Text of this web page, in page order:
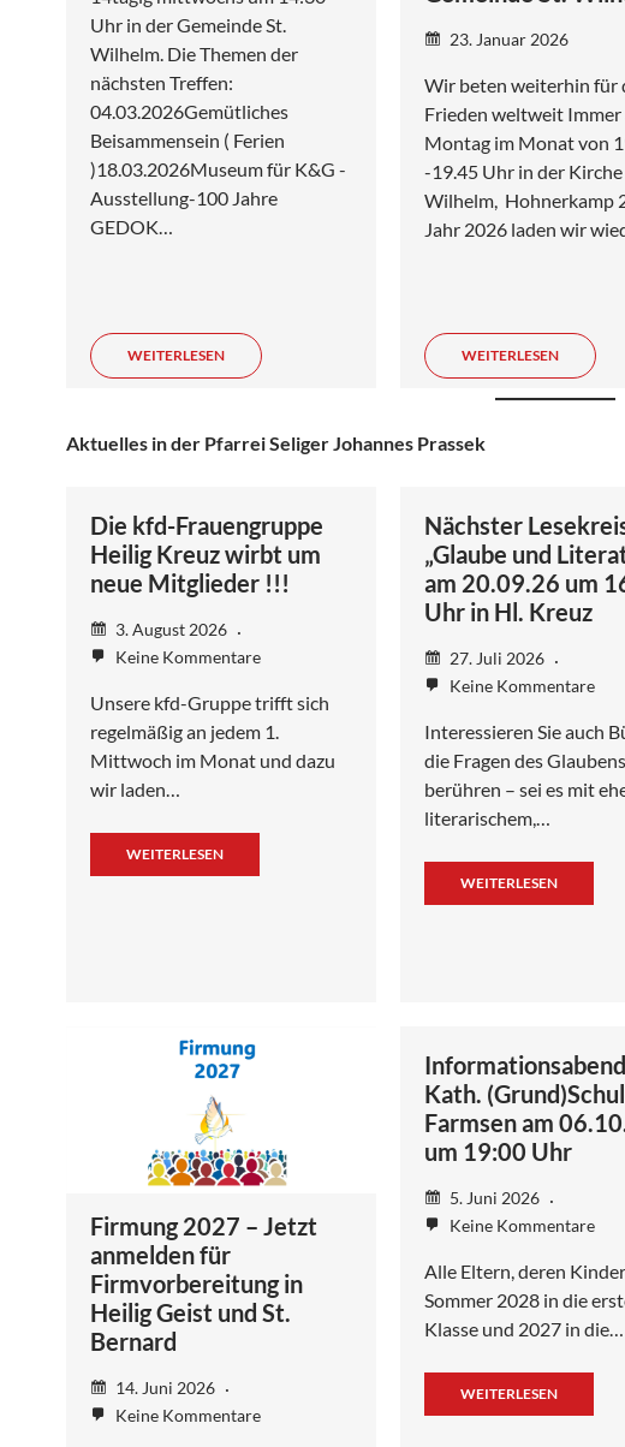
Uhr in der Gemeinde St.
Wilhelm. Die Themen der
nächsten Treffen:
04.03.2026Gemütliches
Beisammensein ( Ferien
)18.03.2026Museum für K&G -
Ausstellung-100 Jahre
GEDOK…
WEITERLESEN
23. Januar 2026
Wir beten weiterhin für
Frieden weltweit Immer
Montag im Monat von
-19.45 Uhr in der Kirche
Wilhelm, Hohnerkamp
Jahr 2026 laden wir
WEITERLESEN
Aktuelles in der Pfarrei Seliger Johannes Prassek
Die kfd-Frauengruppe
Heilig Kreuz wirbt um
neue Mitglieder !!!
3. August 2026
Keine Kommentare
Unsere kfd-Gruppe trifft sich
regelmäßig an jedem 1.
Mittwoch im Monat und dazu
wir laden…
WEITERLESEN
Nächster
„Glaube und
am 20.09.26 um
Uhr in Hl. Kreuz
27. Juli 2026
Keine Kommentare
Interessieren Sie auch
die Fragen des Glaubens
berühren – sei es mit
literarischem,…
WEITERLESEN
Firmung 2027 – Jetzt
anmelden für
Firmvorbereitung in
Heilig Geist und St.
Bernard
14. Juni 2026
Keine Kommentare
Kath.
Farmsen am
um 19:00 Uhr
5. Juni 2026
Keine Kommentare
Alle Eltern, deren
Sommer 2028 in die
Klasse und 2027 in die…
WEITERLESEN